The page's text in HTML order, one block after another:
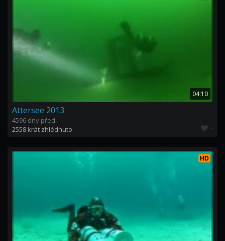
04:10
Attersee 2013
4596 dny před
2558 krát zhlédnuto
-
HD